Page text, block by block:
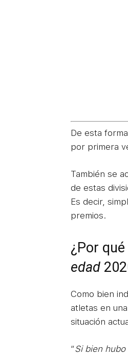
De esta
por primera
También se
de estas
Es decir,
premios.
¿Por
edad
Como bien
atletas en
situación
“Si bien